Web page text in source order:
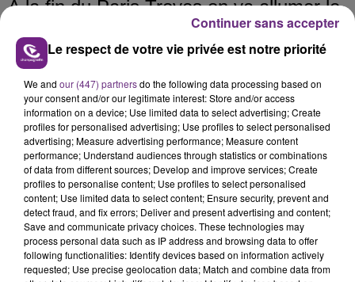
A la fin duParis Troyeson va allumer le
un concert hommage à
Johnny Hallyday. Une façon de rattraper
son concert annulé en 2006.
FIL D'ACTUS
Le respect de votre vie privée est notre priorité
We and our (447) partnersdo the following data processing based on
your consent and/or our legitimate interest: Store and/or access
information on a device; Use limited data to select advertising; Create
profiles for personalised advertising; Use profiles to select personalised
advertising; Measure advertising performance; Measure content
performance; Understand audiences through statistics or combinations
of data from different sources; Develop and improve services; Create
profiles to personalise content; Use profiles to select personalised
content; Use limited data to select content; Ensure security, prevent and
detect fraud, and fix errors; Deliver and present advertising and content;
Save and communicate privacy choices. These technologies may
process personal data such as IP address and browsing data to offer
following functionalities: Identify devices based on information actively
requested; Use precise geolocation data; Match and combine data from
Continuer sans accepter